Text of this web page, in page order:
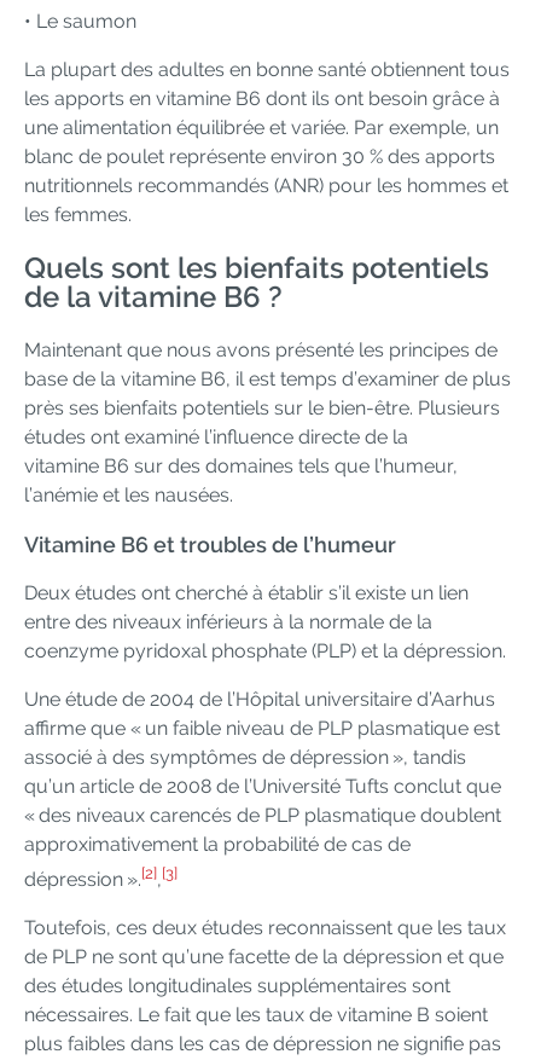
• Le saumon
La plupart des adultes en bonne santé obtiennent tous
les apports en vitamine B6 dont ils ont besoin grâce à
une alimentation équilibrée et variée. Par exemple, un
blanc de poulet représente environ 30 % des apports
nutritionnels recommandés (ANR) pour les hommes et
les femmes.
Quels sont les bienfaits potentiels
de la vitamine B6 ?
Maintenant que nous avons présenté les principes de
base de la vitamine B6, il est temps d’examiner de plus
près ses bienfaits potentiels sur le bien-être. Plusieurs
études ont examiné l’influence directe de la
vitamine B6 sur des domaines tels que l’humeur,
l’anémie et les nausées.
Vitamine B6 et troubles de l’humeur
Deux études ont cherché à établir s’il existe un lien
entre des niveaux inférieurs à la normale de la
coenzyme pyridoxal phosphate (PLP) et la dépression.
Une étude de 2004 de l’Hôpital universitaire d’Aarhus
affirme que « un faible niveau de PLP plasmatique est
associé à des symptômes de dépression », tandis
qu’un article de 2008 de l’Université Tufts conclut que
« des niveaux carencés de PLP plasmatique doublent
approximativement la probabilité de cas de
dépression ».[2] ,[3]
Toutefois, ces deux études reconnaissent que les taux
de PLP ne sont qu’une facette de la dépression et que
des études longitudinales supplémentaires sont
nécessaires. Le fait que les taux de vitamine B soient
plus faibles dans les cas de dépression ne signifie pas